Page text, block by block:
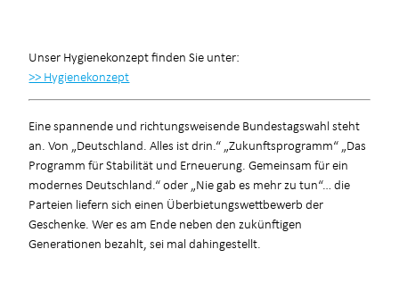
Unser Hygienekonzept finden Sie unter:
>> Hygienekonzept
Eine spannende und richtungsweisende Bundestagswahl steht
an. Von „Deutschland. Alles ist drin.“ „Zukunftsprogramm“ „Das
Programm für Stabilität und Erneuerung. Gemeinsam für ein
modernes Deutschland.“ oder „Nie gab es mehr zu tun“… die
Parteien liefern sich einen Überbietungswettbewerb der
Geschenke. Wer es am Ende neben den zukünftigen
Generationen bezahlt, sei mal dahingestellt.